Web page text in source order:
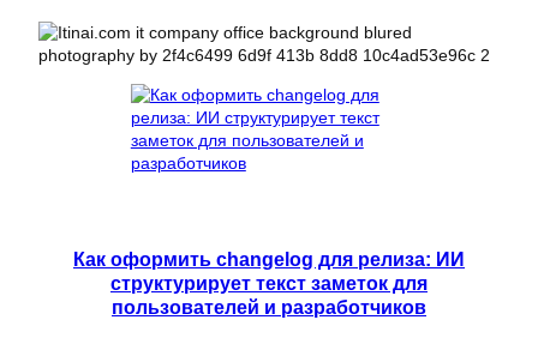
Как оформить changelog для релиза: ИИ
структурирует текст заметок для
пользователей и разработчиков